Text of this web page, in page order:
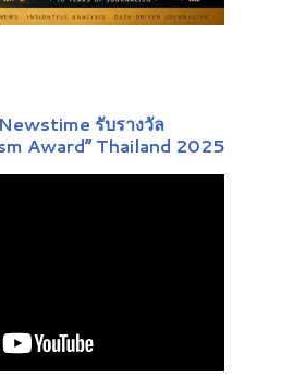
รับรางวัล
Award” Thailand 2025